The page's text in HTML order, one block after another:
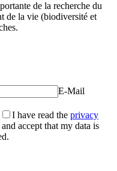
de la recherche du
de la vie (biodiversité et
E-Mail
I have read the privacy
accept that my data is